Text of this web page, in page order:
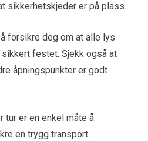
sikkerhetskjeder er på plass.
forsikre deg om at alle lys
festet. Sjekk også at
åpningspunkter er godt
tur er en enkel måte å
en trygg transport.